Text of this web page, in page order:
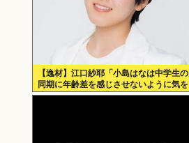
【逸材】江口紗耶「小島はなは中学生の
同期に年齢差を感じさせないように気を
遣っているが、同期2人は気づ